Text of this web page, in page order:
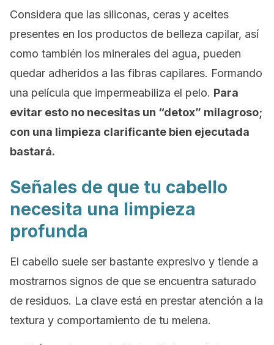
Considera que las siliconas, ceras y aceites
presentes en los productos de belleza capilar, así
como también los minerales del agua, pueden
quedar adheridos a las fibras capilares. Formando
una película que impermeabiliza el pelo. Para
evitar esto no necesitas un “detox” milagroso;
con una limpieza clarificante bien ejecutada
bastará.
Señales de que tu cabello
necesita una limpieza
profunda
El cabello suele ser bastante expresivo y tiende a
mostrarnos signos de que se encuentra saturado
de residuos. La clave está en prestar atención a la
textura y comportamiento de tu melena.